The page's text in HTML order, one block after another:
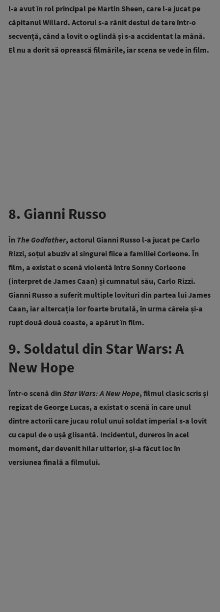
l-a avut în rol principal pe Martin Sheen, care l-a jucat pe
căpitanul Willard. Actorul s-a rănit destul de tare într-o
secvență, când a lovit o oglindă și s-a accidentat la mână.
El nu a dorit să oprească filmările, iar scena se vede în film.
8. Gianni Russo
În The Godfather, actorul Gianni Russo l-a jucat pe Carlo
Rizzi, soțul abuziv al singurei fiice a familiei Corleone. În
film, a existat o scenă violentă între Sonny Corleone
(interpret de James Caan) și cumnatul său, Carlo Rizzi.
Gianni Russo a suferit multiple lovituri din partea lui James
Caan, iar altercația lor foarte brutală, în urma căreia și-a
rupt două două coaste, a apărut în film.
9. Soldatul din Star Wars: A
New Hope
Într-o scenă din Star Wars: A New Hope, filmul clasic scris și
regizat de George Lucas, a existat o scenă în care unul
dintre actorii care jucau rolul unui soldat imperial s-a lovit
cu capul de o ușă glisantă. Incidentul, dureros în acel
moment, dar devenit hilar ulterior, și-a făcut loc în
versiunea finală a filmului.